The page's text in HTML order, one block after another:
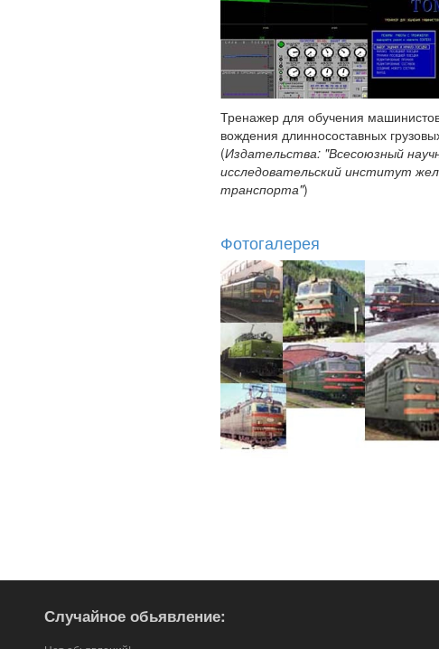
Тренажер для обучения
вождения длинносоставных
(Издательства: "Всесоюзный
исследовательский институт
транспорта")
Фотогалерея
Случайное обьявление: